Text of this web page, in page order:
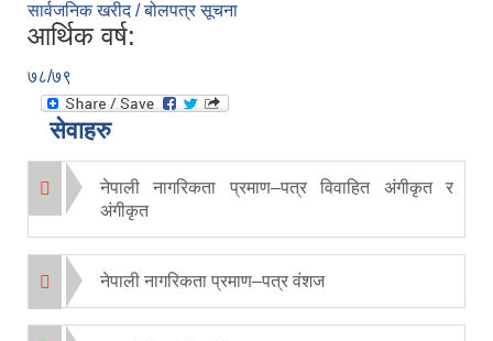
सार्वजनिक खरीद / बोलपत्र सूचना
आर्थिक वर्ष:
७८/७९
सेवाहरु
नेपाली नागरिकता प्रमाण–पत्र विवाहित अंगीकृत र
अंगीकृत
नेपाली नागरिकता प्रमाण–पत्र वंशज